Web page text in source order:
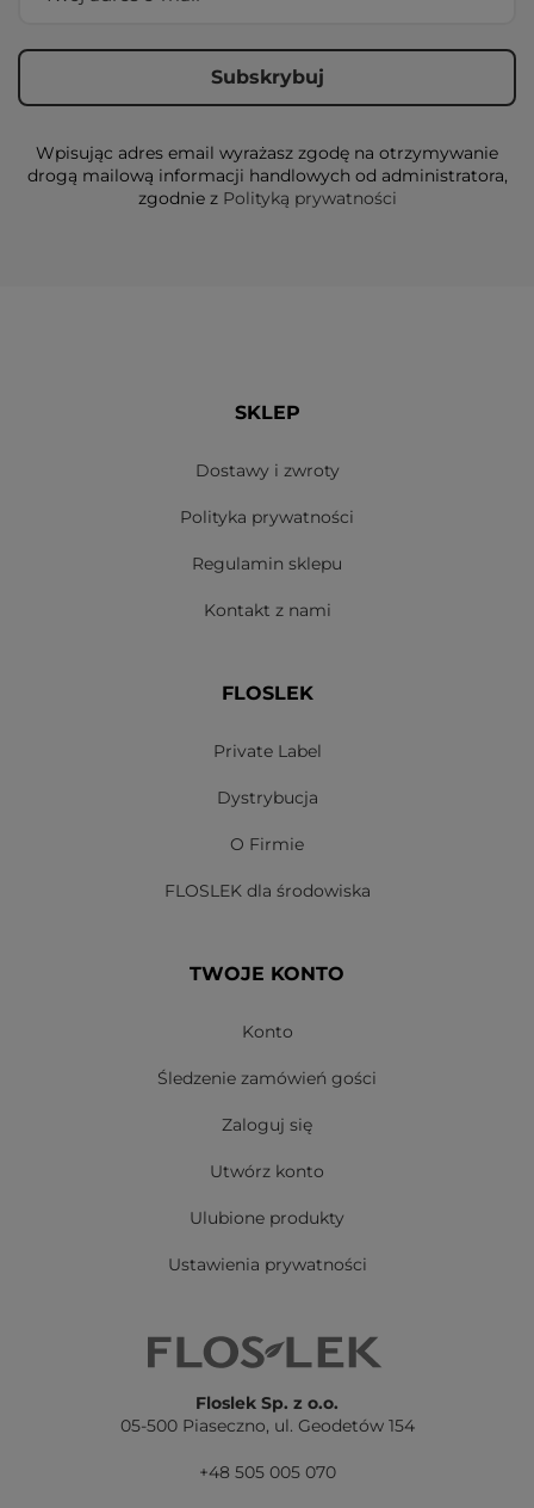
Wpisując adres email wyrażasz zgodę na otrzymywanie
drogą mailową informacji handlowych od administratora,
zgodnie z Polityką prywatności
SKLEP
Dostawy i zwroty
Polityka prywatności
Regulamin sklepu
Kontakt z nami
FLOSLEK
Private Label
Dystrybucja
O Firmie
FLOSLEK dla środowiska
TWOJE KONTO
Konto
Śledzenie zamówień gości
Zaloguj się
Utwórz konto
Ulubione produkty
Ustawienia prywatności
Floslek Sp. z o.o.
05-500 Piaseczno, ul. Geodetów 154
+48 505 005 070